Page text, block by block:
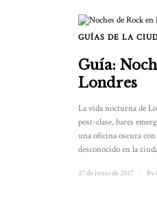
GUÍAS DE LA
Guía:
Londres
La vida nocturna de
post-clase, bares
una oficina oscura
desconocido en la
27 de junio de 2017 By